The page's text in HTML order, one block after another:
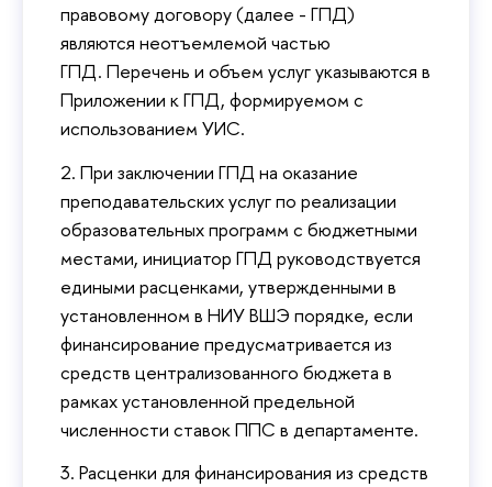
правовому договору (далее - ГПД)
являются неотъемлемой частью
ГПД. Перечень и объем услуг указываются в
Приложении к ГПД, формируемом с
использованием УИС.
2. При заключении ГПД на оказание
преподавательских услуг по реализации
образовательных программ с бюджетными
местами, инициатор ГПД руководствуется
едиными расценками, утвержденными в
установленном в НИУ ВШЭ порядке, если
финансирование предусматривается из
средств централизованного бюджета в
рамках установленной предельной
численности ставок ППС в департаменте.
3. Расценки для финансирования из средств